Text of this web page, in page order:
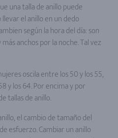
una talla de anillo puede
el anillo en un dedo
según la hora del día: son
anchos por la noche. Tal vez
oscila entre los 50 y los 55,
y los 64. Por encima y por
tallas de anillo.
el cambio de tamaño del
esfuerzo. Cambiar un anillo